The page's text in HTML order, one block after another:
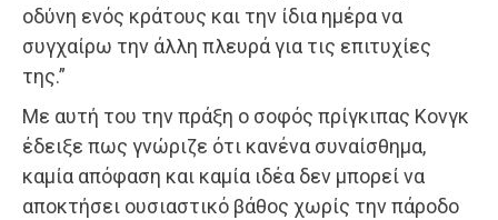
οδύνη ενός κράτους και την ίδια ημέρα να
συγχαίρω την άλλη πλευρά για τις επιτυχίες
της.”
Με αυτή του την πράξη ο σοφός πρίγκιπας Κονγκ
έδειξε πως γνώριζε ότι κανένα συναίσθημα,
καμία απόφαση και καμία ιδέα δεν μπορεί να
αποκτήσει ουσιαστικό βάθος χωρίς την πάροδο